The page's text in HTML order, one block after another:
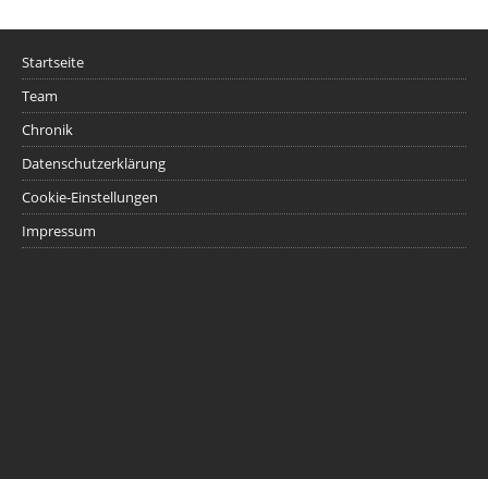
Startseite
Team
Chronik
Datenschutzerklärung
Cookie-Einstellungen
Impressum